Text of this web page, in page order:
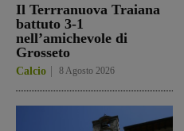
Il Terrranuova Traiana
battuto 3-1
nell’amichevole di
Grosseto
Calcio 8 Agosto 2026